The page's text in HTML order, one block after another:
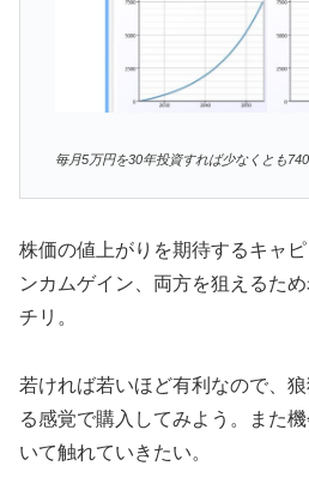
毎月5万円を30年投資すれば少なくとも
株価の値上がりを期待するキャ
ンカムゲイン、両方を狙えるた
チリ。
若ければ若いほど有利なので、
る感覚で購入してみよう。また
いて触れていきたい。